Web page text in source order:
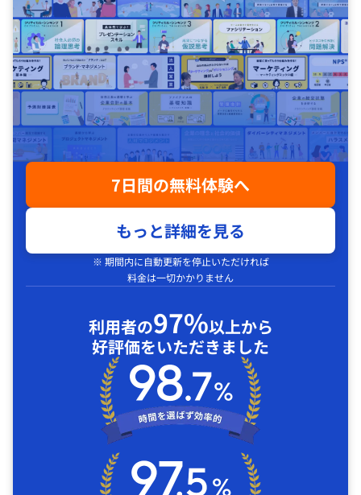
7日間の無料体験へ
もっと詳細を見る
※ 期間内に自動更新を停止いただければ
料金は一切かかりません
利用者の97%以上から
好評価をいただきました